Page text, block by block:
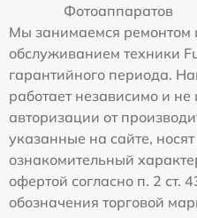
Фотоаппаратов
Мы занимаемся ремонтом
обслуживанием техники
гарантийного периода.
работает независимо и
авторизации от
указанные на сайте,
ознакомительный
офертой согласно п. 2 ст.
обозначения торговой